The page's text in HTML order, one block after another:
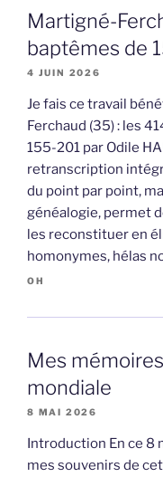
Martigné-
baptêmes de
4 JUIN 2026
Je fais ce travail
Ferchaud (35) : les
155-201 par Odile
retranscription
du point par point,
généalogie, permet
les reconstituer en
homonymes, hélas
OH
Mes
mondiale
8 MAI 2026
Introduction En ce 8
mes souvenirs de